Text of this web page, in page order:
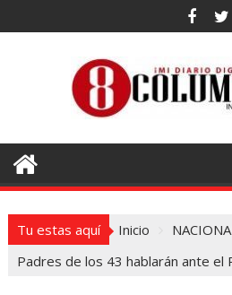
al
Tu estas aquí Inicio
Padres de los 43 hablarán ante el